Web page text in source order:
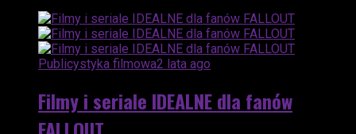
Publicystyka filmowa2 lata ago
Filmy i seriale IDEALNE dla fanów